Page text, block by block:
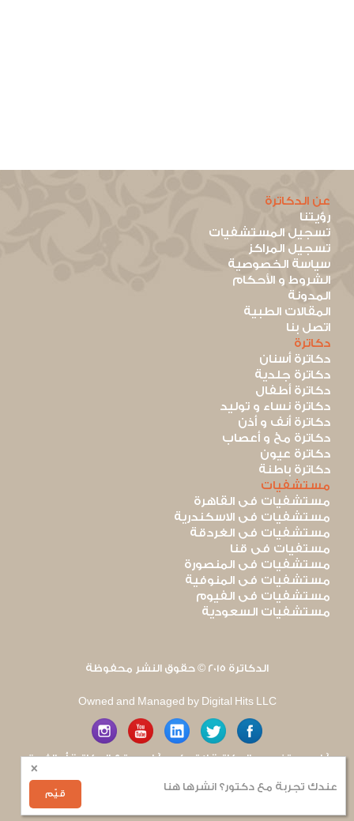
×
قيّم
عندك تجربة مع دكتور؟ انشرها هنا
عن الدكاترة
رؤيتنا
تسجيل المستشفيات
تسجيل المراكز
سياسة الخصوصية
الشروط و الأحكام
المدونة
المقالات الطبية
اتصل بنا
دكاترة
دكاترة أسنان
دكاترة جلدية
دكاترة أطفال
دكاترة نساء و توليد
دكاترة أنف و أذن
دكاترة مخ و أعصاب
دكاترة عيون
دكاترة باطنة
مستشفيات
مستشفيات فى القاهرة
مستشفيات فى الاسكندرية
مستشفيات فى الغردقة
مستفيات فى قنا
مستشفيات فى المنصورة
مستشفيات فى المنوفية
مستشفيات فى الفيوم
مستشفيات السعودية
الدكاترة 2015 © حقوق النشر محفوظة
Owned and Managed by Digital Hits LLC
آراء مستخدمى الدكاترة لا تعكس آراء موقع الدكاترة أو الفريق
العامل به. يتم بذل قصارى الجهد لضمان منع نشر أى اساءة أو
هجوم شخصى.للإبلاغ عن أى إساءة